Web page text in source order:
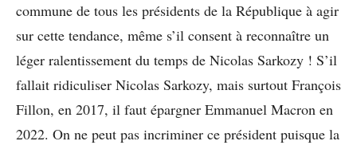
commune de tous les présidents de la République à agir
sur cette tendance, même s’il consent à reconnaître un
léger ralentissement du temps de Nicolas Sarkozy ! S’il
fallait ridiculiser Nicolas Sarkozy, mais surtout François
Fillon, en 2017, il faut épargner Emmanuel Macron en
2022. On ne peut pas incriminer ce président puisque la